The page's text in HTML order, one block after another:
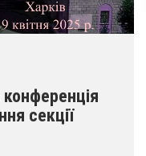
секції